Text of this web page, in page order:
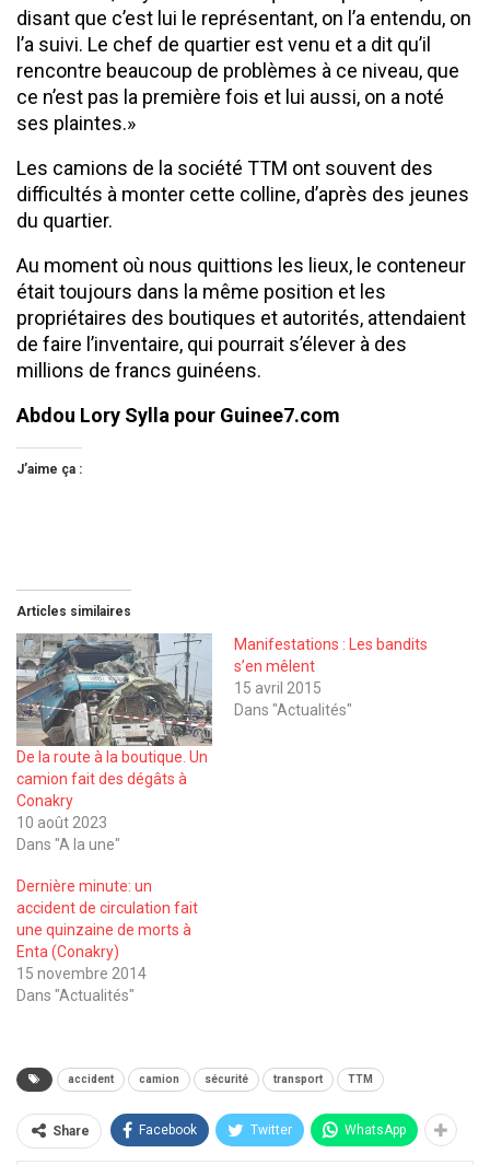
disant que c’est lui le représentant, on l’a entendu, on
l’a suivi. Le chef de quartier est venu et a dit qu’il
rencontre beaucoup de problèmes à ce niveau, que
ce n’est pas la première fois et lui aussi, on a noté
ses plaintes.»
Les camions de la société TTM ont souvent des
difficultés à monter cette colline, d’après des jeunes
du quartier.
Au moment où nous quittions les lieux, le conteneur
était toujours dans la même position et les
propriétaires des boutiques et autorités, attendaient
de faire l’inventaire, qui pourrait s’élever à des
millions de francs guinéens.
Abdou Lory Sylla pour Guinee7.com
J’aime ça :
Articles similaires
De la route à la boutique. Un
camion fait des dégâts à
Conakry
10 août 2023
Dans "A la une"
Manifestations : Les bandits
s’en mêlent
15 avril 2015
Dans "Actualités"
Dernière minute: un
accident de circulation fait
une quinzaine de morts à
Enta (Conakry)
15 novembre 2014
Dans "Actualités"
accident camion sécurité transport TTM
Share Facebook Twitter WhatsApp